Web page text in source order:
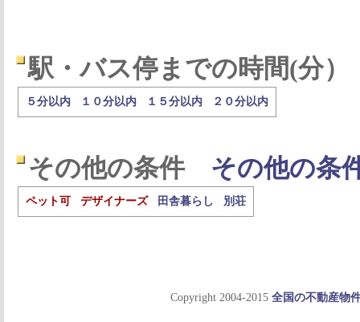
駅・バス停までの時間(分）
５分以内 １０分以内 １５分以内 ２０分以内
その他の条件 その他の条
ペット可 デザイナーズ 田舎暮らし 別荘
Copyright 2004-2015 全国の不動産物